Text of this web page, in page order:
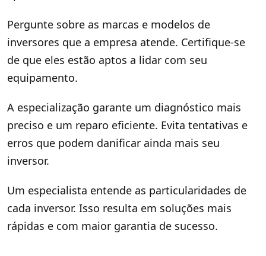
Pergunte sobre as marcas e modelos de
inversores que a empresa atende. Certifique-se
de que eles estão aptos a lidar com seu
equipamento.
A especialização garante um diagnóstico mais
preciso e um reparo eficiente. Evita tentativas e
erros que podem danificar ainda mais seu
inversor.
Um especialista entende as particularidades de
cada inversor. Isso resulta em soluções mais
rápidas e com maior garantia de sucesso.